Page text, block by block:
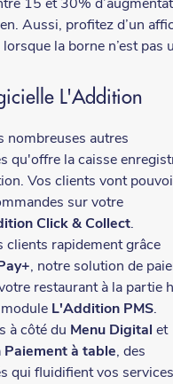
Aussi, profitez d’un
la borne n’est pas
L'Addition
nombreuses autres
qu'offre la caisse
Vos clients vont
sur votre
Click & Collect.
clients rapidement grâce
, notre solution de
restaurant à la partie
L'Addition PMS.
à côté du Menu Digital et
Paiement à table, des
qui fluidifient vos